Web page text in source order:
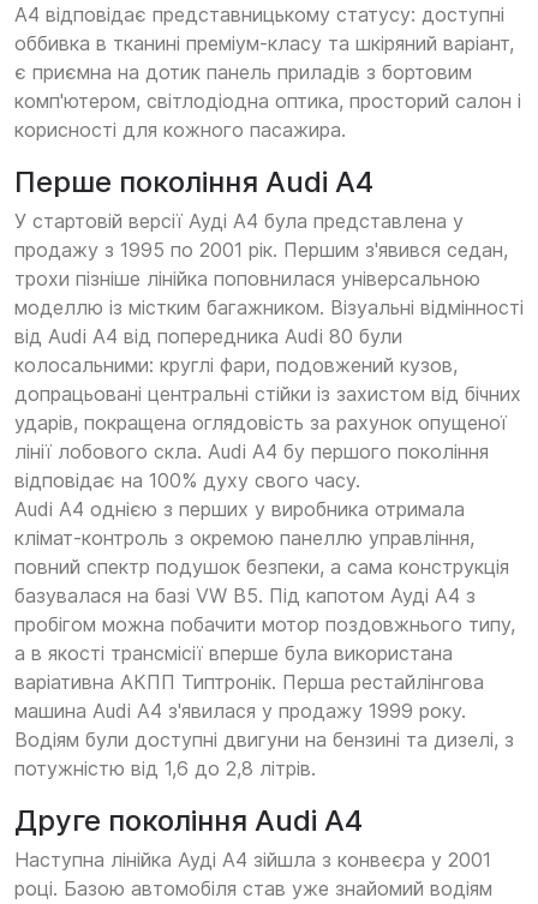
A4 відповідає представницькому статусу: доступні
оббивка в тканині преміум-класу та шкіряний варіант,
є приємна на дотик панель приладів з бортовим
комп'ютером, світлодіодна оптика, просторий салон і
корисності для кожного пасажира.
Перше покоління Audi A4
У стартовій версії Ауді А4 була представлена у
продажу з 1995 по 2001 рік. Першим з'явився седан,
трохи пізніше лінійка поповнилася універсальною
моделлю із містким багажником. Візуальні відмінності
від Audi A4 від попередника Audi 80 були
колосальними: круглі фари, подовжений кузов,
допрацьовані центральні стійки із захистом від бічних
ударів, покращена оглядовість за рахунок опущеної
лінії лобового скла. Audi A4 бу першого покоління
відповідає на 100% духу свого часу.
Audi A4 однією з перших у виробника отримала
клімат-контроль з окремою панеллю управління,
повний спектр подушок безпеки, а сама конструкція
базувалася на базі VW B5. Під капотом Ауді А4 з
пробігом можна побачити мотор поздовжнього типу,
а в якості трансмісії вперше була використана
варіативна АКПП Типтронік. Перша рестайлінгова
машина Audi A4 з'явилася у продажу 1999 року.
Водіям були доступні двигуни на бензині та дизелі, з
потужністю від 1,6 до 2,8 літрів.
Друге покоління Audi A4
Наступна лінійка Ауді А4 зійшла з конвеєра у 2001
році. Базою автомобіля став уже знайомий водіям